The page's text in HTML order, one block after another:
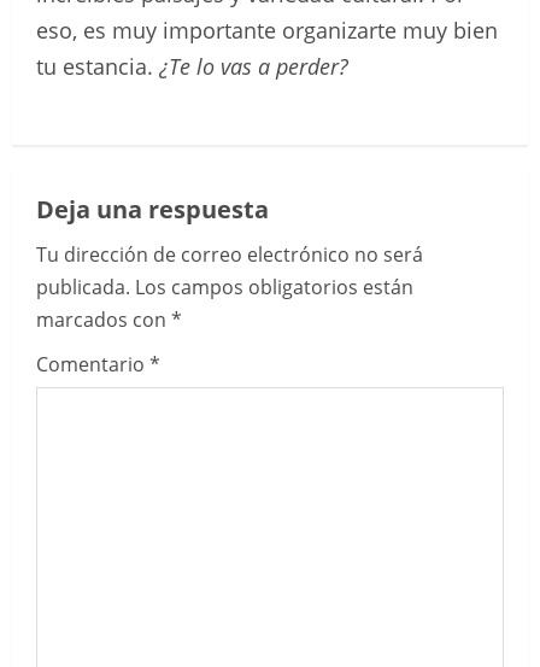
eso, es muy importante organizarte muy bien
tu estancia. ¿Te lo vas a perder?
Deja una respuesta
Tu dirección de correo electrónico no será
publicada. Los campos obligatorios están
marcados con *
Comentario *